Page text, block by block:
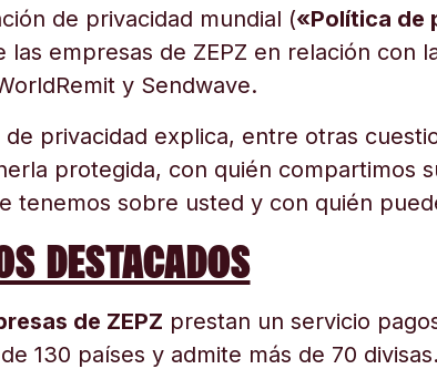
de privacidad mundial («Política de
las empresas de ZEPZ en relación con
y Sendwave.
de privacidad explica, entre otras
protegida, con quién compartimos
tenemos sobre usted y con quién
DESTACADOS
de ZEPZ prestan un servicio
130 países y admite más de 70 divisas.